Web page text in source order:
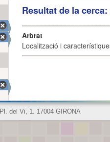
Resultat de la
Arbrat
Localització i
Pl. del Vi, 1. 17004 GIRONA